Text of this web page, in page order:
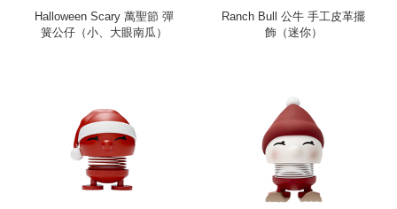
Halloween Scary 萬聖節 彈
簧公仔（小、大眼南瓜）
Ranch Bull 公牛 手工皮革擺
飾（迷你）